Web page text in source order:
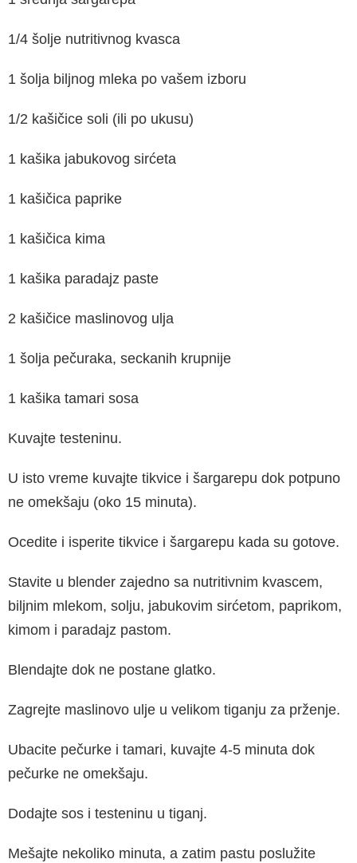
1/4 šolje nutritivnog kvasca
1 šolja biljnog mleka po vašem izboru
1/2 kašičice soli (ili po ukusu)
1 kašika jabukovog sirćeta
1 kašičica paprike
1 kašičica kima
1 kašika paradajz paste
2 kašičice maslinovog ulja
1 šolja pečuraka, seckanih krupnije
1 kašika tamari sosa
Kuvajte testeninu.
U isto vreme kuvajte tikvice i šargarepu dok potpuno
ne omekšaju (oko 15 minuta).
Ocedite i isperite tikvice i šargarepu kada su gotove.
Stavite u blender zajedno sa nutritivnim kvascem,
biljnim mlekom, solju, jabukovim sirćetom, paprikom,
kimom i paradajz pastom.
Blendajte dok ne postane glatko.
Zagrejte maslinovo ulje u velikom tiganju za prženje.
Ubacite pečurke i tamari, kuvajte 4-5 minuta dok
pečurke ne omekšaju.
Dodajte sos i testeninu u tiganj.
Mešajte nekoliko minuta, a zatim pastu poslužite